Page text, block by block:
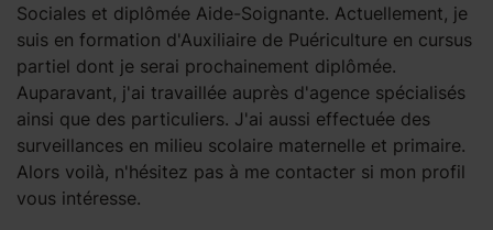
Sociales et diplômée Aide-Soignante. Actuellement, je
suis en formation d'Auxiliaire de Puériculture en cursus
partiel dont je serai prochainement diplômée.
Auparavant, j'ai travaillée auprès d'agence spécialisés
ainsi que des particuliers. J'ai aussi effectuée des
surveillances en milieu scolaire maternelle et primaire.
Alors voilà, n'hésitez pas à me contacter si mon profil
vous intéresse.